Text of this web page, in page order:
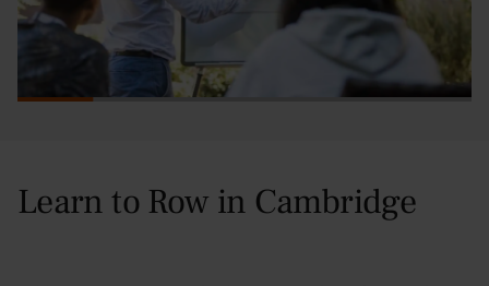
Learn to Row in Cambridge